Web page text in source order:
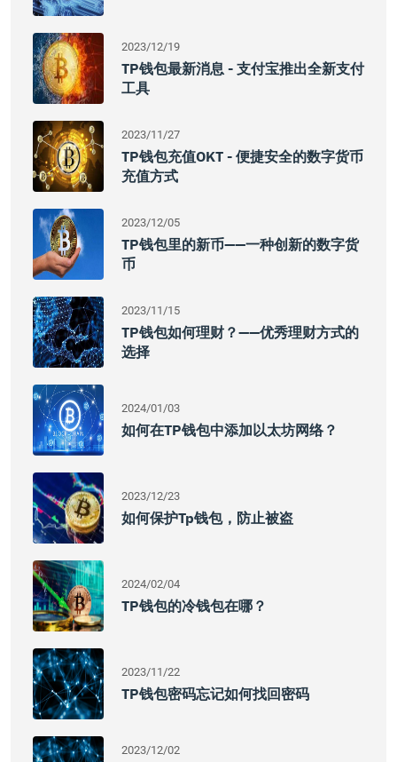
2023/12/19
TP钱包最新消息 - 支付宝推出全新支付
工具
2023/11/27
TP钱包充值OKT - 便捷安全的数字货币
充值方式
2023/12/05
TP钱包里的新币——一种创新的数字货
币
2023/11/15
TP钱包如何理财？——优秀理财方式的
选择
2024/01/03
如何在TP钱包中添加以太坊网络？
2023/12/23
如何保护tp钱包，防止被盗
2024/02/04
TP钱包的冷钱包在哪？
2023/11/22
TP钱包密码忘记如何找回密码
2023/12/02